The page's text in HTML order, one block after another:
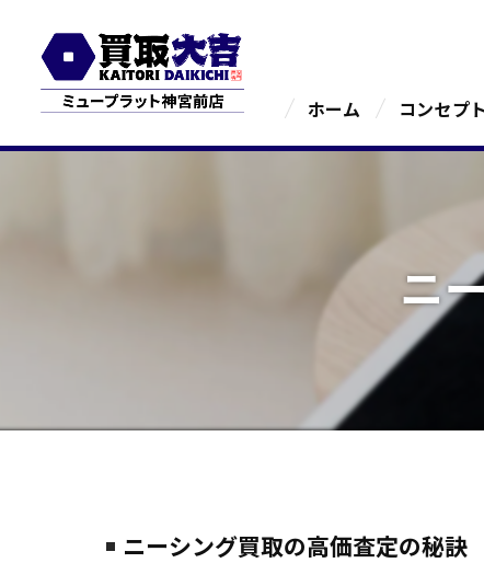
ホーム コンセプト
ニ
ニーシング買取の高価査定の秘訣